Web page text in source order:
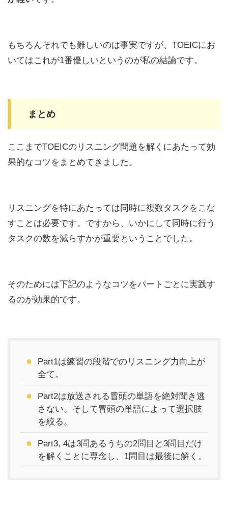
もちろんそれでも難しいのは事実ですが、TOEICにお
いてはこれが1番優しいというのが私の結論です。
まとめ
ここまでTOEICのリスニング問題を解くにあたって効
果的なコツをまとめてきました。
リスニングを特にあたっては同時に複数タスクをこな
すことは必要です。ですから、いかにして同時に行う
タスクの数を減らすかが重要ということでした。
そのためには下記のようなコツをパートごとに実践す
るのが効果的です。
Part1は練習の段階でのリスニング力向上が
全て。
Part2は放送される冒頭の単語を絶対聞き逃
さない。そして冒頭の単語によって選択肢
を絞る。
Part3, 4は3問あるうちの2問目と3問目だけ
を解くことに専念し、1問目は最後に解く。